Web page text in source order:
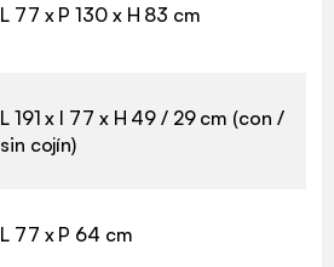
L 77 x P 130 x H 83 cm
L 191 x l 77 x H 49 / 29 cm (con /
sin cojín)
L 77 x P 64 cm